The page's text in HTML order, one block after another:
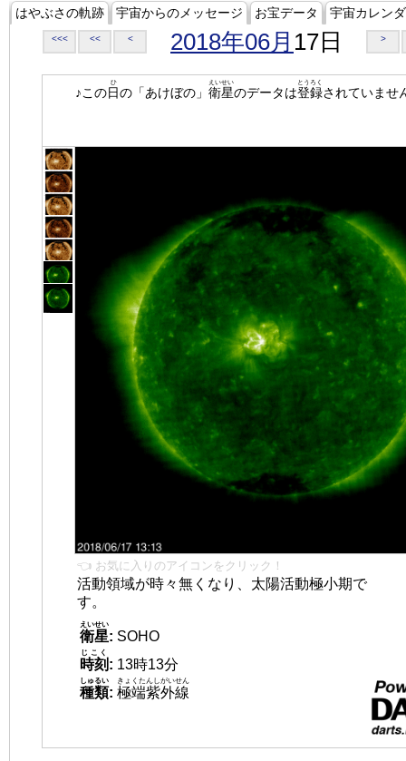
はやぶさの軌跡 宇宙からのメッセージ お宝データ 宇宙カレン
<<< << < 2018年06月 17日 >
♪この日
ひ
の「あけぼの」 衛星
えいせい
のデータは登録
とうろく
されていませ
👈 お気に入りのアイコンをクリック！
活動領域が時々無くなり、太陽活動極小期で
す。
衛星
えいせい
: SOHO
時刻
じこく
: 13時13分
種類
しゅるい
: 極端紫外線
きょくたんしがいせん